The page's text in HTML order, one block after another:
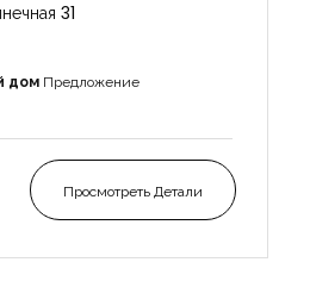
31
дом Предложение
Просмотреть Детали